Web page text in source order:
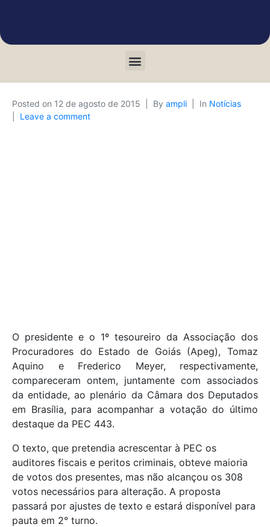
Posted on 12 de agosto de 2015 By ampli In Notícias
Leave a comment
O presidente e o 1º tesoureiro da Associação dos
Procuradores do Estado de Goiás (Apeg), Tomaz
Aquino e Frederico Meyer, respectivamente,
compareceram ontem, juntamente com associados
da entidade, ao plenário da Câmara dos Deputados
em Brasília, para acompanhar a votação do último
destaque da PEC 443.
O texto, que pretendia acrescentar à PEC os
auditores fiscais e peritos criminais, obteve maioria
de votos dos presentes, mas não alcançou os 308
votos necessários para alteração. A proposta
passará por ajustes de texto e estará disponível para
pauta em 2° turno.